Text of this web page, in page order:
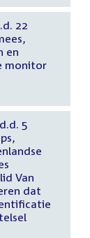
22
en
monitor
5
Van
dat